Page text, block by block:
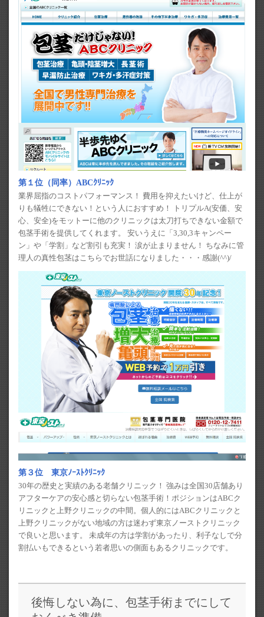
第１位（同率）ABCｸﾘﾆｯｸ
業界屈指のコストパフォーマンス！ 費用を抑えたいけど、仕上が
りも犠牲にできない！という人におすすめ！ トリプルA(安価、安
心、安全)をモットーに他のクリニックは太刀打ちできない金額で
包茎手術を提供してくれます。 安いうえに「3,30,3キャンペー
ン」や「学割」など割引も充実！ 涙が止まりません！ ちなみに管
理人の真性包茎はこちらでお世話になりました・・・感謝(^^)/
第３位 東京ﾉｰｽﾄｸﾘﾆｯｸ
30年の歴史と実績のある老舗クリニック！ 強みは全国30店舗あり
アフターケアの安心感と切らない包茎手術！ポジションはABCク
リニックと上野クリニックの中間。個人的にはABCクリニックと
上野クリニックがない地域の方は迷わず東京ノーストクリニック
で良いと思います。 未成年の方は学割があったり、利子なしで分
割払いもできるという若者思いの側面もあるクリニックです。
後悔しない為に、包茎手術までにして